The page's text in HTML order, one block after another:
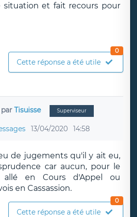
et fait recours pour
Cette réponse a été utile
0
parTisuisse Superviseur
13/04/2020 14:58
de jugements qu'il y ait eu,
car aucun, pour le
allé en Cours d'Appel ou
en Cassassion.
Cette réponse a été utile
0